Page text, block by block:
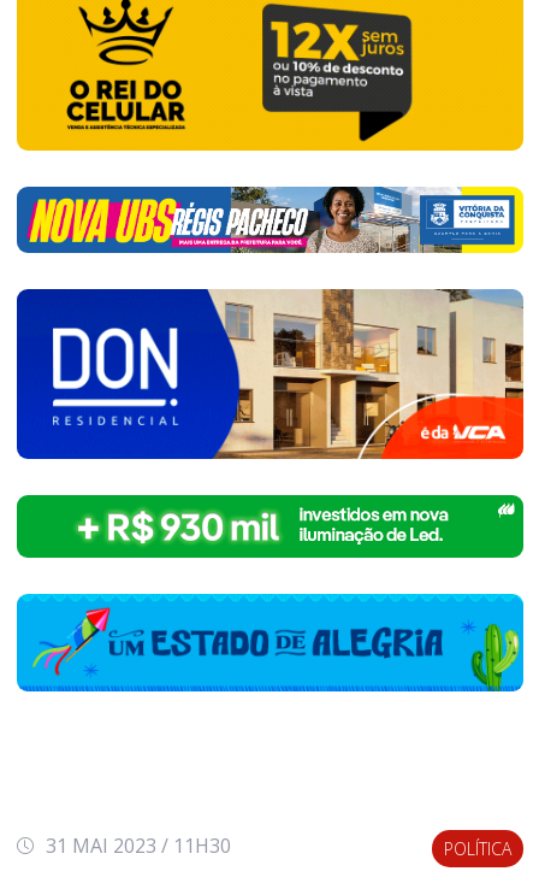
31 MAI 2023 / 11H30 POLÍTICA